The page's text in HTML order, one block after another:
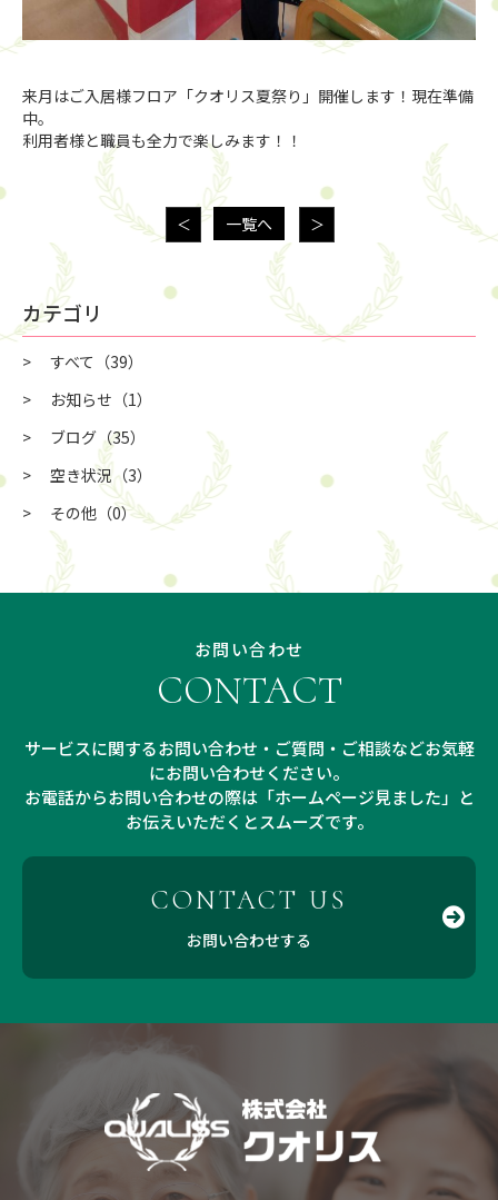
来月はご入居様フロア「クオリス夏祭り」開催します！現在準備
中。
利用者様と職員も全力で楽しみます！！
＜ 一覧へ ＞
カテゴリ
すべて （39）
お知らせ （1）
ブログ （35）
空き状況 （3）
その他 （0）
お問い合わせ
CONTACT
サービスに関するお問い合わせ・ご質問・ご相談などお気軽
にお問い合わせください。
お電話からお問い合わせの際は「ホームページ見ました」と
お伝えいただくとスムーズです。
CONTACT US
お問い合わせする